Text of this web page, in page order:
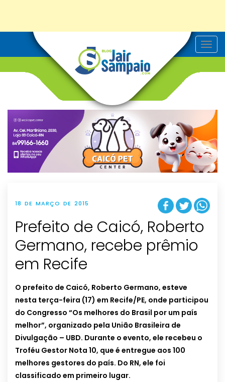
T
o
v
g
t
i
o
n
18 DE MARÇO DE 2015
Prefeito de Caicó, Roberto
Germano, recebe prêmio
O prefeito de Caicó, Roberto Germano, esteve
nesta terça-feira (17) em Recife/PE, onde participou
do Congresso “Os melhores do Brasil por um país
melhor”, organizado pela União Brasileira de
Divulgação – UBD. Durante o evento, ele recebeu o
Troféu Gestor Nota 10, que é entregue aos 100
melhores gestores do país. Do RN, ele foi
classificado em primeiro lugar.